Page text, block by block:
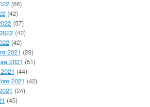
(66)
(42)
(57)
(42)
(42)
2021 (28)
2021 (51)
(44)
2021 (42)
(24)
(45)